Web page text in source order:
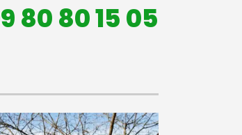
80 80 15 05